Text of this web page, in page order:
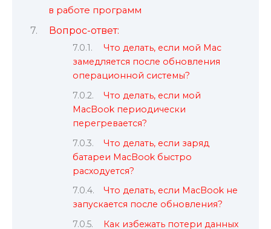
в работе программ
Вопрос-ответ:
Что делать, если мой Mac
замедляется после обновления
операционной системы?
Что делать, если мой
MacBook периодически
перегревается?
Что делать, если заряд
батареи MacBook быстро
расходуется?
Что делать, если MacBook не
запускается после обновления?
Как избежать потери данных